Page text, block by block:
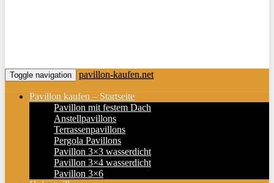
Toggle navigation pavillon-kaufen.net
Pavillon kaufen – Startseite
Pavillon mit festem Dach
Anstellpavillons
Terrassenpavillons
Pergola Pavillons
Pavillon 3×3 wasserdicht
Pavillon 3×4 wasserdicht
Pavillon 3×6